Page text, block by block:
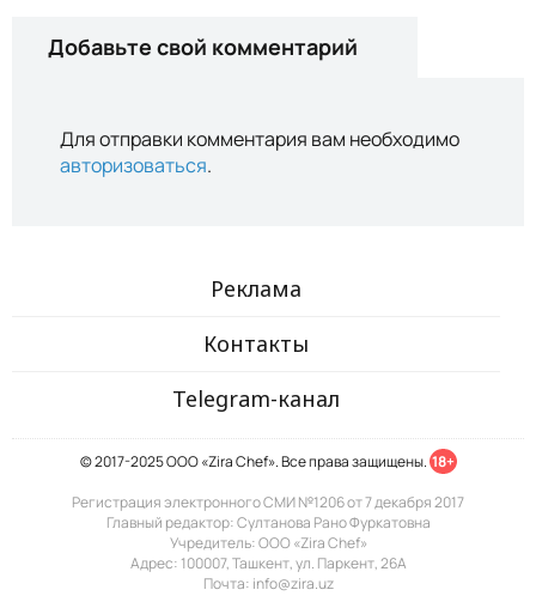
Добавьте свой комментарий
Для отправки комментария вам необходимо
авторизоваться.
Реклама
Контакты
Telegram-канал
© 2017-2025 ООО «Zira Chef». Все права защищены. 18+
Регистрация электронного СМИ №1206 от 7 декабря 2017
Главный редактор: Султанова Рано Фуркатовна
Учредитель: ООО «Zira Chef»
Адрес: 100007, Ташкент, ул. Паркент, 26А
Почта: info@zira.uz